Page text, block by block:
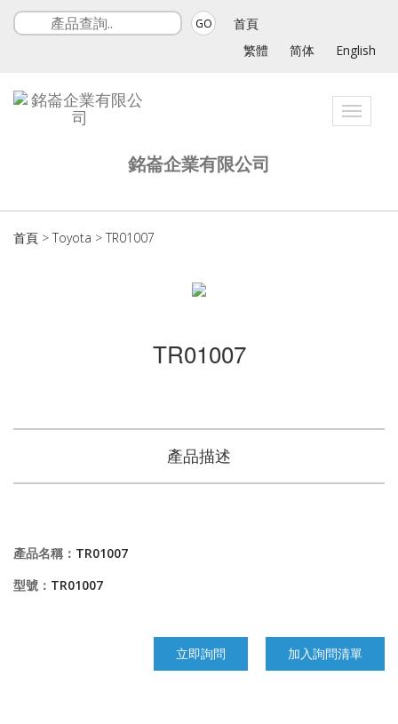
GO
首頁
繁體
简体 English
Toggle
銘崙企業有限公司
首頁 > Toyota > TR01007
TR01007
產品描述
產品名稱： TR01007
型號： TR01007
立即詢問 加入詢問清單